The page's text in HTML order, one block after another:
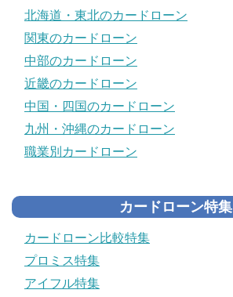
北海道・東北のカードローン
関東のカードローン
中部のカードローン
近畿のカードローン
中国・四国のカードローン
九州・沖縄のカードローン
職業別カードローン
カードローン特集
カードローン比較特集
プロミス特集
アイフル特集